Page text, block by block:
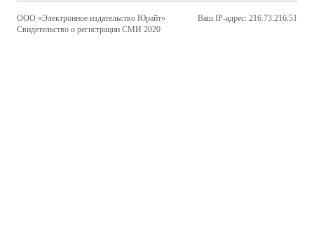
ООО «Электронное издательство Юрайт»
Свидетельство о регистрации СМИ 2020
Ваш IP-адрес: 216.73.216.51